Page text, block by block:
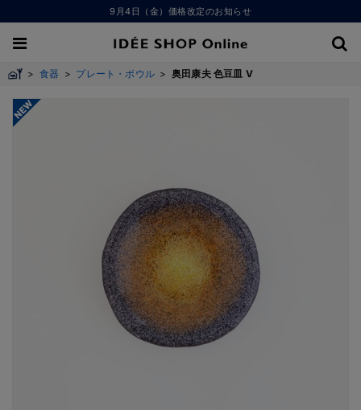
9月4日（金）価格改定のお知らせ
> 食器 > プレート・ボウル >奥田康夫 色豆皿 V